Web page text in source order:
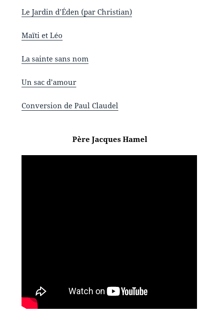
Le Jardin d’Éden (par Christian)
Maïti et Léo
La sainte sans nom
Un sac d’amour
Conversion de Paul Claudel
Père Jacques Hamel